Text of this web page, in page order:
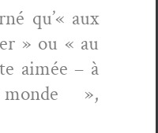
qu’« aux
» ou « au
aimée – à
»,